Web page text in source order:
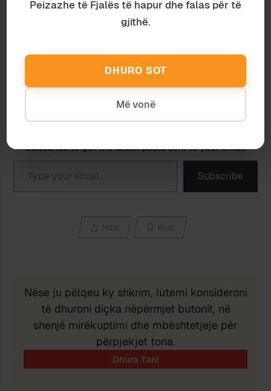
21 November 2008
19 September 2015
In "Gjuhësi"
29 December 2010
Discover more from Peizazhe të fjalës
Subscribe to get the latest posts sent to your email.
Type your email…
Subscribe
Ndaj Ruaj
Nëse ju pëlqeu ky shkrim, lutemi konsideroni
të dhuroni diçka nëpërmjet butonit, në
shenjë mirëkuptimi dhe mbështetjeje për
përpjekjet tona.
Peizazhe të Fjalës të hapur dhe falas për të
gjithë.
DHURO SOT
Më vonë